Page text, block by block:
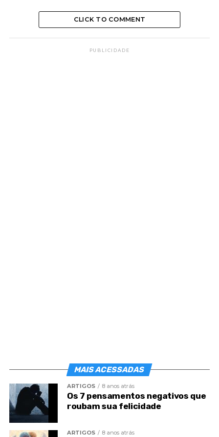
CLICK TO COMMENT
PUBLICIDADE
MAIS ACESSADAS
ARTIGOS 8 anos atrás
Os 7 pensamentos negativos que
roubam sua felicidade
ARTIGOS 8 anos atrás